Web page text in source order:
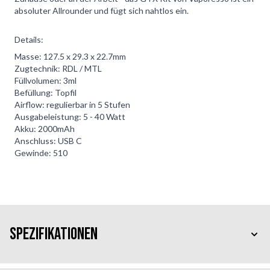
absoluter Allrounder und fügt sich nahtlos ein.
Details:
Masse: 127.5 x 29.3 x 22.7mm
Zugtechnik: RDL / MTL
Füllvolumen: 3ml
Befüllung: Topfil
Airflow: regulierbar in 5 Stufen
Ausgabeleistung: 5 - 40 Watt
Akku: 2000mAh
Anschluss: USB C
Gewinde: 510
Spezifikationen